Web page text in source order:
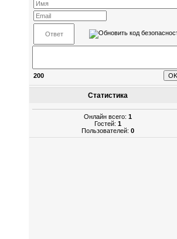
200
Статистика
Онлайн всего: 1
Гостей: 1
Пользователей: 0